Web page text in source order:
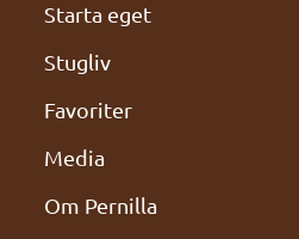
Starta eget
Stugliv
Favoriter
Media
Om Pernilla